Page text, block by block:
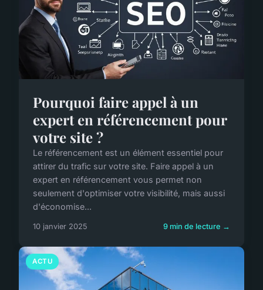
Pourquoi faire appel à un
expert en référencement pour
votre site ?
Le référencement est un élément essentiel pour
attirer du trafic sur votre site. Faire appel à un
expert en référencement vous permet non
seulement d'optimiser votre visibilité, mais aussi
d'économise...
10 janvier 2025 9 min de lecture →
ACTU